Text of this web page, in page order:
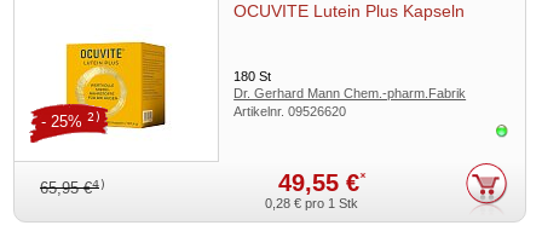
OCUVITE Lutein Plus Kapseln
180St
Dr. Gerhard Mann Chem.-pharm.Fabrik
GmbH
Artikelnr.09526620
65,95 €4) 49,55 €*
- 25% 2)
0,28 € pro 1 Stk